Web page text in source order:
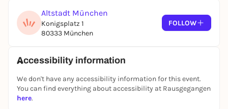
Altstadt München
Konigsplatz 1
80333 München
FOLLOW
Accessibility information
We don't have any accessibility information for this event.
You can find everything about accessibility at Rausgegangen
here.